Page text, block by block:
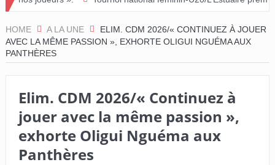
HOME A LA UNE
ELIM. CDM 2026/« CONTINUEZ À JOUER
AVEC LA MÊME PASSION », EXHORTE OLIGUI NGUÉMA AUX
PANTHÈRES
Elim. CDM 2026/« Continuez à
jouer avec la même passion »,
exhorte Oligui Nguéma aux
Panthères